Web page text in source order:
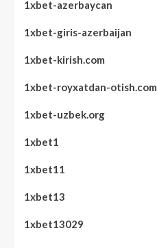
1xbet-azerbaycan
1xbet-giris-azerbaijan
1xbet-kirish.com
1xbet-royxatdan-otish.com
1xbet-uzbek.org
1xbet1
1xbet11
1xbet13
1xbet13029